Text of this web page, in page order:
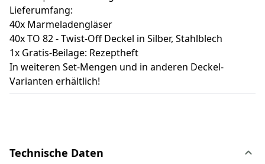
Lieferumfang:
40x Marmeladengläser
40x TO 82 - Twist-Off Deckel in Silber, Stahlblech
1x Gratis-Beilage: Rezeptheft
In weiteren Set-Mengen und in anderen Deckel-
Varianten erhältlich!
Technische Daten